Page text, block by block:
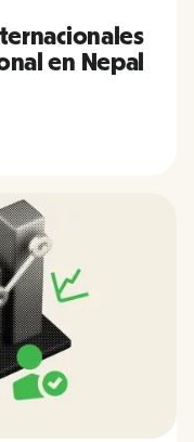
en Nepal